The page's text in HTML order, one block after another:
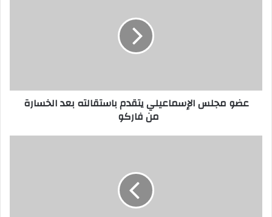
عضو مجلس الإسماعيلي يتقدم باستقالته بعد الخسارة
من فاركو